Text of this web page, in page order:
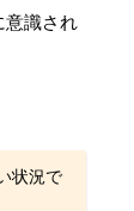
意識され
状況で